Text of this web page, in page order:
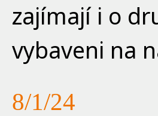
zajímají i o
vybaveni na
8/1/24